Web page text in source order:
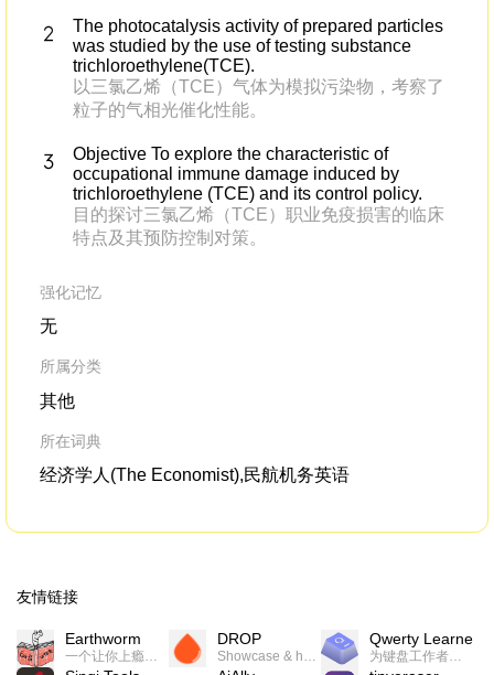
The photocatalysis activity of prepared particles
was studied by the use of testing substance
trichloroethylene(TCE).
以三氯乙烯（TCE）气体为模拟污染物，考察了
粒子的气相光催化性能。
Objective To explore the characteristic of
occupational immune damage induced by
trichloroethylene (TCE) and its control policy.
目的探讨三氯乙烯（TCE）职业免疫损害的临床
特点及其预防控制对策。
强化记忆
无
所属分类
其他
所在词典
经济学人(The Economist),民航机务英语
友情链接
Earthworm
一个让你上瘾的英语学习工具，使用 连词成句 、 i + 1 、 以终为始等学习理论来帮助你习得英语，通过不断的重复形成肌肉记忆，最重要的是 游戏化 的形式让学习英语从此不再痛苦
DROP
Showcase & host your work in extraordinary ways.不限速文件分享，托管，建站平台
Qwerty Learner
为键盘工作者设计的单词与肌肉记忆锻炼软件